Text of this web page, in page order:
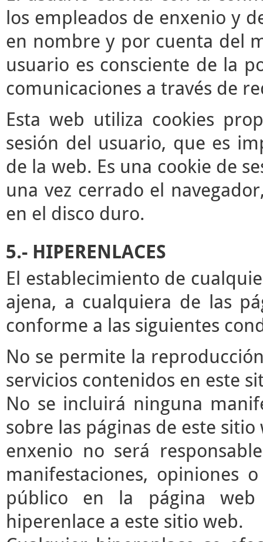
los empleados de enxenio y
en nombre y por cuenta del
usuario es consciente de la
comunicaciones a través de
Esta web utiliza cookies
sesión del usuario, que es
de la web. Es una cookie de
una vez cerrado el
en el disco duro.
5.- HIPERENLACES
El establecimiento de
ajena, a cualquiera de las
conforme a las siguientes
No se permite la
servicios contenidos en este
No se incluirá ninguna
sobre las páginas de este sitio
enxenio no será
manifestaciones, opiniones
público en la página
hiperenlace a este sitio web.